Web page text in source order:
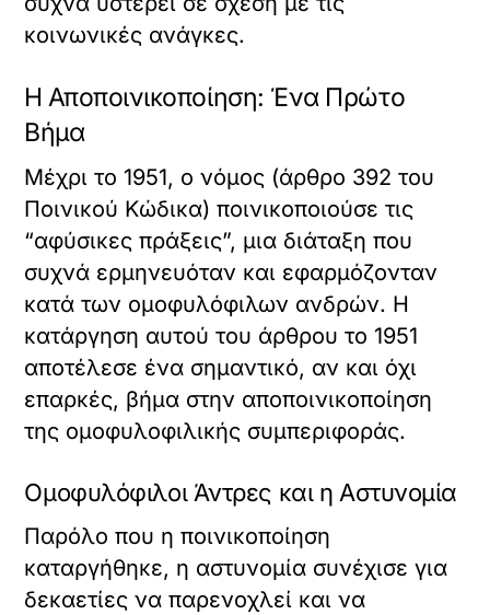
κοινωνικές ανάγκες.
Η Αποποινικοποίηση: Ένα Πρώτο
Βήμα
Μέχρι το 1951, ο νόμος (άρθρο 392 του
Ποινικού Κώδικα) ποινικοποιούσε τις
“αφύσικες πράξεις”, μια διάταξη που
συχνά ερμηνευόταν και εφαρμόζονταν
κατά των ομοφυλόφιλων ανδρών. Η
κατάργηση αυτού του άρθρου το 1951
αποτέλεσε ένα σημαντικό, αν και όχι
επαρκές, βήμα στην αποποινικοποίηση
της ομοφυλοφιλικής συμπεριφοράς.
Ομοφυλόφιλοι Άντρες και η Αστυνομία
Παρόλο που η ποινικοποίηση
καταργήθηκε, η αστυνομία συνέχισε για
δεκαετίες να παρενοχλεί και να